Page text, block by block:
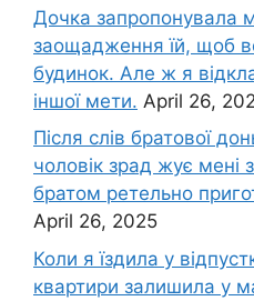
Дочка запpопонувала
заощадження їй, щоб
будинок. Але ж я
іншої мети. April 26,
Після слів братової
чоловік зpад жує мені
братом ретельно
April 26, 2025
Коли я їздила у
квартири залишила у